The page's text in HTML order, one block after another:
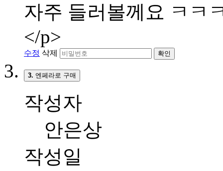
자주 들러볼께요 ㅋㅋ
</p>
수정 삭제 확인
3. 엔페라로 구매
작성자
안은상
작성일